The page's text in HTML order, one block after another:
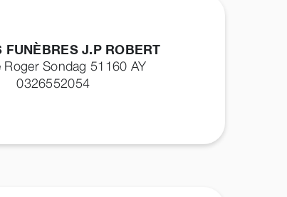
FUNÈBRES J.P ROBERT
Roger Sondag 51160 AY
0326552054